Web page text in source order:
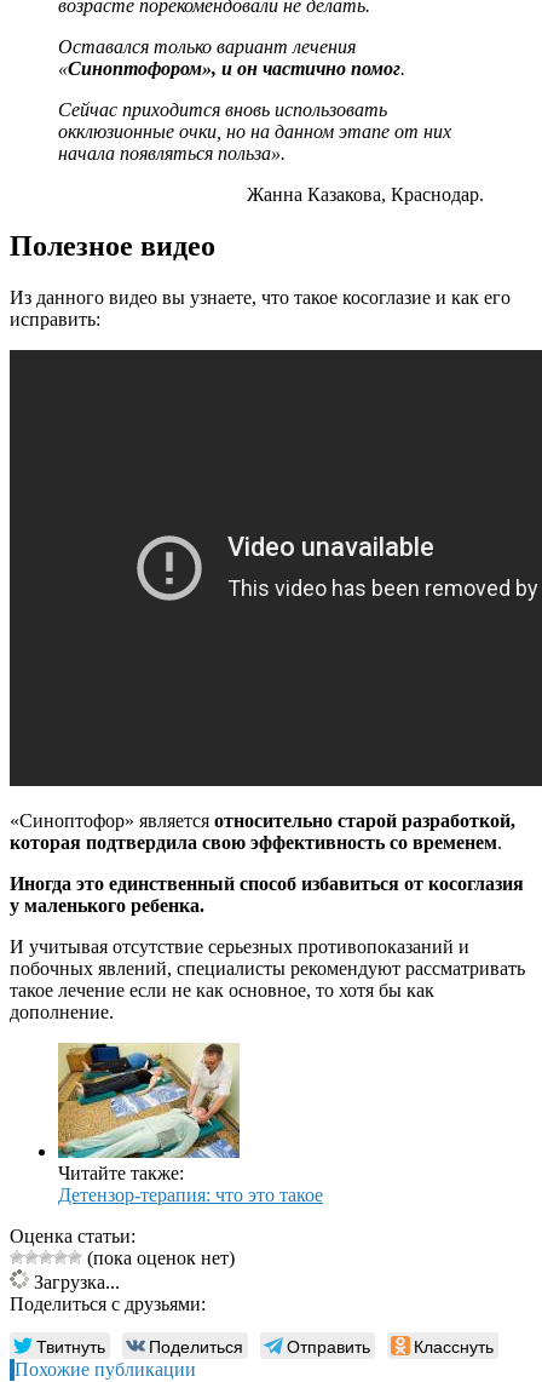
возрасте порекомендовали не делать.
Оставался только вариант лечения
«Синоптофором», и он частично помог.
Сейчас приходится вновь использовать
окклюзионные очки, но на данном этапе от них
начала появляться польза».
Жанна Казакова, Краснодар.
Полезное видео
Из данного видео вы узнаете, что такое косоглазие и как его
исправить:
«Синоптофор» является относительно старой разработкой,
которая подтвердила свою эффективность со временем.
Иногда это единственный способ избавиться от косоглазия
у маленького ребенка.
И учитывая отсутствие серьезных противопоказаний и
побочных явлений, специалисты рекомендуют рассматривать
такое лечение если не как основное, то хотя бы как
дополнение.
Читайте также:
Детензор-терапия: что это такое
Оценка статьи:
(пока оценок нет)
Загрузка...
Поделиться с друзьями:
Твитнуть Поделиться Отправить Класснуть
Похожие публикации